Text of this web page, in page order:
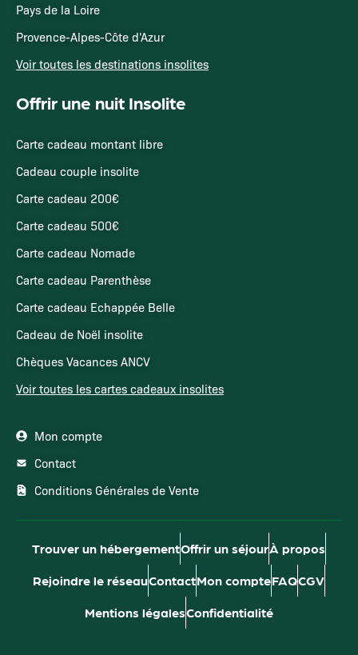
Pays de la Loire
Provence-Alpes-Côte d'Azur
Voir toutes les destinations insolites
Offrir une nuit Insolite
Carte cadeau montant libre
Cadeau couple insolite
Carte cadeau 200€
Carte cadeau 500€
Carte cadeau Nomade
Carte cadeau Parenthèse
Carte cadeau Echappée Belle
Cadeau de Noël insolite
Chèques Vacances ANCV
Voir toutes les cartes cadeaux insolites
Mon compte
Contact
Conditions Générales de Vente
Trouver un hébergementOffrir un séjourÀ propos
Rejoindre le réseauContactMon compteFAQCGV
Mentions légalesConfidentialité